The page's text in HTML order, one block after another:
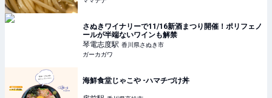
さぬきワイナリーで11/16新酒まつり開催！ポリフェノ
ールが半端ないワインも解禁
琴電志度駅 香川県さぬき市
ガーカガワ
海鮮食堂じゃこや -ハマチづけ丼